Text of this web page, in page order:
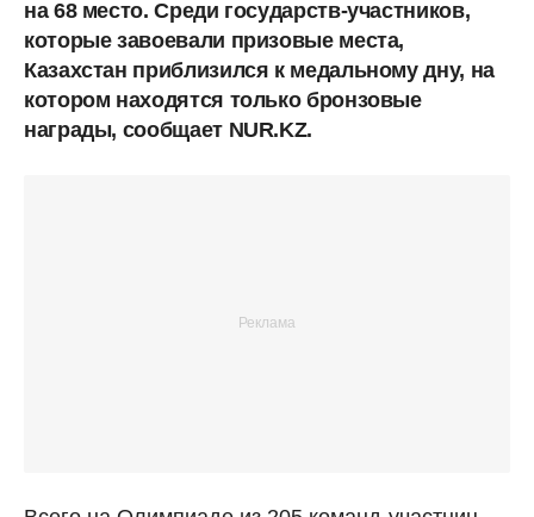
на 68 место. Среди государств-участников,
которые завоевали призовые места,
Казахстан приблизился к медальному дну, на
котором находятся только бронзовые
награды, сообщает NUR.KZ.